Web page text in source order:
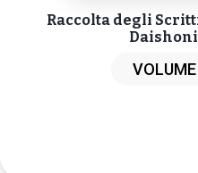
Raccolta degli